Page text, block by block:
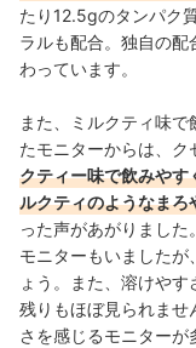
たり12.5gのタンパク
ラルも配合。独自の
わっています。
また、ミルクティ味
たモニターからは、
クティー味で飲みやす
ルクティのようなまろ
った声があがりまし
モニターもいましたが
ょう。また、溶けや
残りもほぼ見られませ
さを感じるモニター